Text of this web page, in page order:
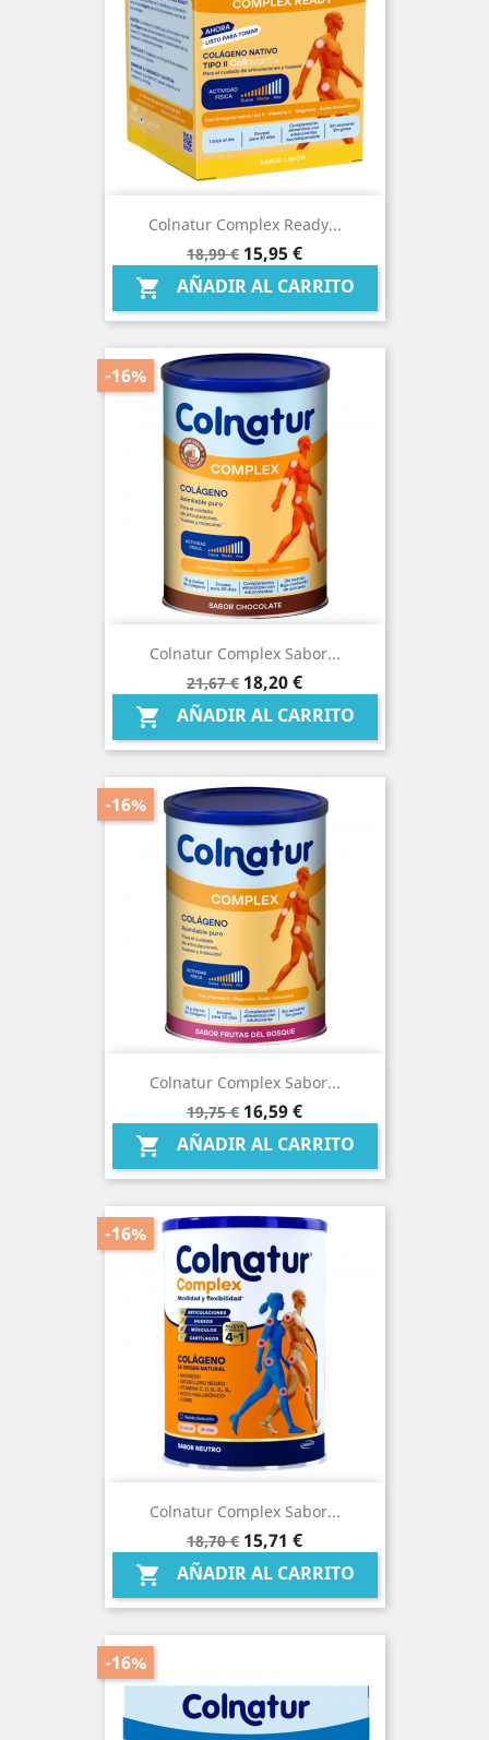
Colnatur Complex Ready...
Precio
base
18,99 € Precio
15,95 €
 AÑADIR AL CARRITO
Colnatur Complex Sabor...
Precio
base
21,67 €
-16%
Precio
18,20 €
 AÑADIR AL CARRITO
Colnatur Complex Sabor...
Precio
base
19,75 €
-16%
Precio
16,59 €
 AÑADIR AL CARRITO
Colnatur Complex Sabor...
Precio
base
18,70 €
-16%
Precio
15,71 €
 AÑADIR AL CARRITO
-16%